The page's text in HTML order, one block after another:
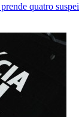
quatro